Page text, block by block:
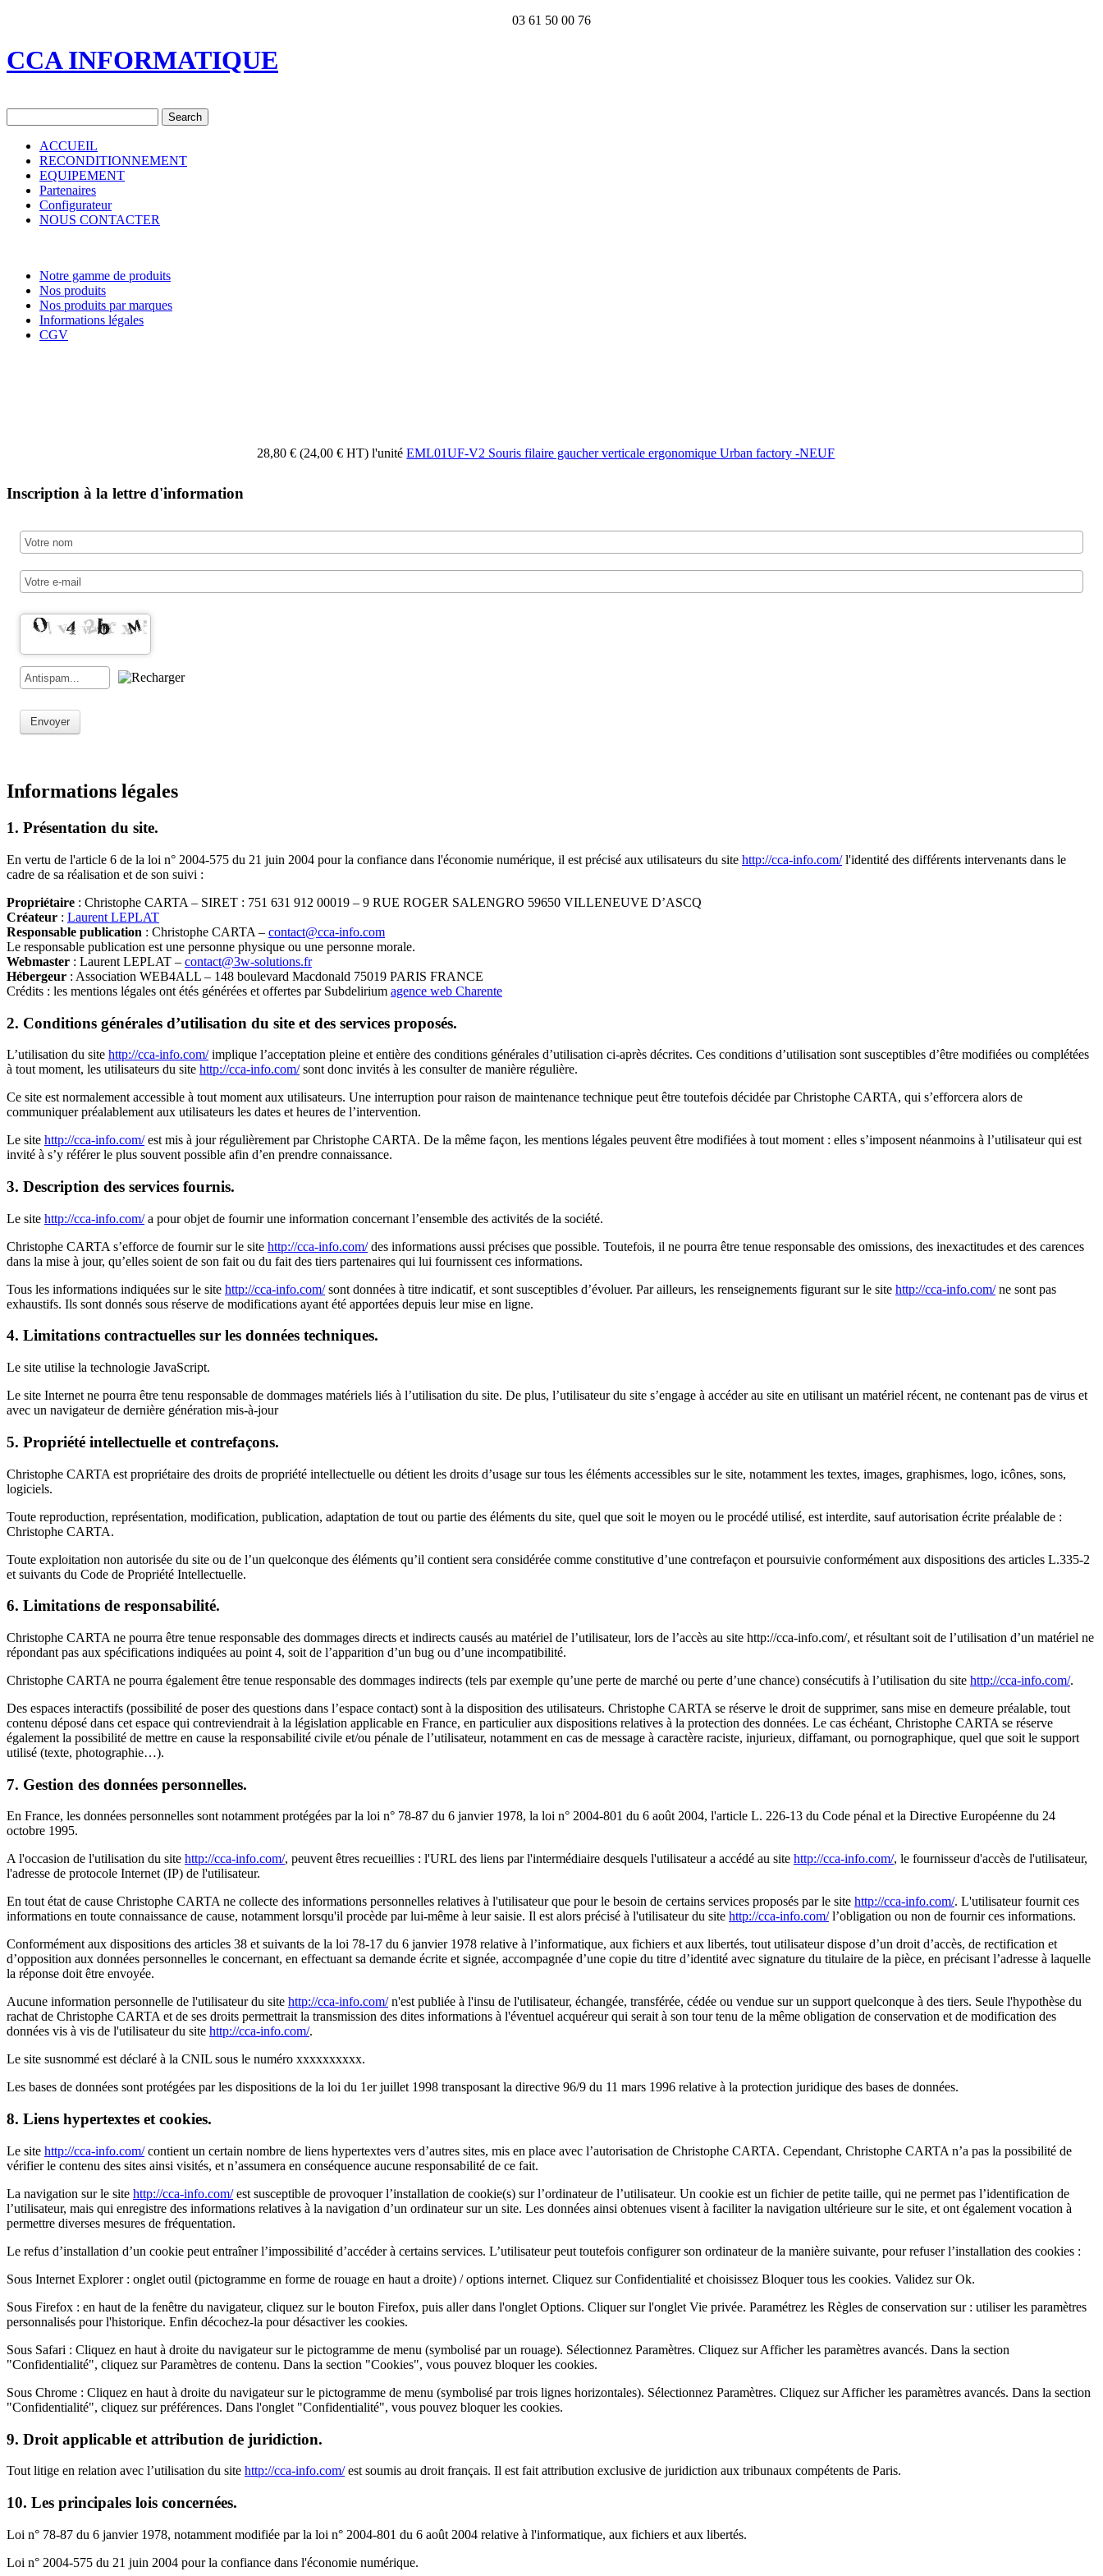
03 61 50 00 76
CCA INFORMATIQUE
ACCUEIL
RECONDITIONNEMENT
EQUIPEMENT
Partenaires
Configurateur
NOUS CONTACTER
Notre gamme de produits
Nos produits
Nos produits par marques
Informations légales
CGV
28,80 € (24,00 € HT)l'unité EML01UF-V2 Souris filaire gaucher verticale ergonomique Urban factory -NEUF
Inscription à la lettre d'information
Envoyer
Informations légales
1. Présentation du site.
En vertu de l'article 6 de la loi n° 2004-575 du 21 juin 2004 pour la confiance dans l'économie numérique, il est précisé aux utilisateurs du site http://cca-info.com/l'identité des différents intervenants dans le
cadre de sa réalisation et de son suivi :
Propriétaire : Christophe CARTA – SIRET : 751 631 912 00019 – 9 RUE ROGER SALENGRO 59650 VILLENEUVE D’ASCQ
Créateur : Laurent LEPLAT
Responsable publication : Christophe CARTA – contact@cca-info.com
Le responsable publication est une personne physique ou une personne morale.
Webmaster : Laurent LEPLAT – contact@3w-solutions.fr
Hébergeur : Association WEB4ALL – 148 boulevard Macdonald 75019 PARIS FRANCE
Crédits : les mentions légales ont étés générées et offertes par Subdelirium agence web Charente
2. Conditions générales d’utilisation du site et des services proposés.
L’utilisation du site http://cca-info.com/implique l’acceptation pleine et entière des conditions générales d’utilisation ci-après décrites. Ces conditions d’utilisation sont susceptibles d’être modifiées ou complétées
à tout moment, les utilisateurs du site http://cca-info.com/sont donc invités à les consulter de manière régulière.
Ce site est normalement accessible à tout moment aux utilisateurs. Une interruption pour raison de maintenance technique peut être toutefois décidée par Christophe CARTA, qui s’efforcera alors de
communiquer préalablement aux utilisateurs les dates et heures de l’intervention.
Le site http://cca-info.com/est mis à jour régulièrement par Christophe CARTA. De la même façon, les mentions légales peuvent être modifiées à tout moment : elles s’imposent néanmoins à l’utilisateur qui est
invité à s’y référer le plus souvent possible afin d’en prendre connaissance.
3. Description des services fournis.
Le site http://cca-info.com/a pour objet de fournir une information concernant l’ensemble des activités de la société.
Christophe CARTA s’efforce de fournir sur le site http://cca-info.com/des informations aussi précises que possible. Toutefois, il ne pourra être tenue responsable des omissions, des inexactitudes et des carences
dans la mise à jour, qu’elles soient de son fait ou du fait des tiers partenaires qui lui fournissent ces informations.
Tous les informations indiquées sur le site http://cca-info.com/sont données à titre indicatif, et sont susceptibles d’évoluer. Par ailleurs, les renseignements figurant sur le site http://cca-info.com/ne sont pas
exhaustifs. Ils sont donnés sous réserve de modifications ayant été apportées depuis leur mise en ligne.
4. Limitations contractuelles sur les données techniques.
Le site utilise la technologie JavaScript.
Le site Internet ne pourra être tenu responsable de dommages matériels liés à l’utilisation du site. De plus, l’utilisateur du site s’engage à accéder au site en utilisant un matériel récent, ne contenant pas de virus et
avec un navigateur de dernière génération mis-à-jour
5. Propriété intellectuelle et contrefaçons.
Christophe CARTA est propriétaire des droits de propriété intellectuelle ou détient les droits d’usage sur tous les éléments accessibles sur le site, notamment les textes, images, graphismes, logo, icônes, sons,
logiciels.
Toute reproduction, représentation, modification, publication, adaptation de tout ou partie des éléments du site, quel que soit le moyen ou le procédé utilisé, est interdite, sauf autorisation écrite préalable de :
Christophe CARTA.
Toute exploitation non autorisée du site ou de l’un quelconque des éléments qu’il contient sera considérée comme constitutive d’une contrefaçon et poursuivie conformément aux dispositions des articles L.335-2
et suivants du Code de Propriété Intellectuelle.
6. Limitations de responsabilité.
Christophe CARTA ne pourra être tenue responsable des dommages directs et indirects causés au matériel de l’utilisateur, lors de l’accès au site http://cca-info.com/, et résultant soit de l’utilisation d’un matériel ne
répondant pas aux spécifications indiquées au point 4, soit de l’apparition d’un bug ou d’une incompatibilité.
Christophe CARTA ne pourra également être tenue responsable des dommages indirects (tels par exemple qu’une perte de marché ou perte d’une chance) consécutifs à l’utilisation du site http://cca-info.com/.
Des espaces interactifs (possibilité de poser des questions dans l’espace contact) sont à la disposition des utilisateurs. Christophe CARTA se réserve le droit de supprimer, sans mise en demeure préalable, tout
contenu déposé dans cet espace qui contreviendrait à la législation applicable en France, en particulier aux dispositions relatives à la protection des données. Le cas échéant, Christophe CARTA se réserve
également la possibilité de mettre en cause la responsabilité civile et/ou pénale de l’utilisateur, notamment en cas de message à caractère raciste, injurieux, diffamant, ou pornographique, quel que soit le support
utilisé (texte, photographie…).
7. Gestion des données personnelles.
En France, les données personnelles sont notamment protégées par la loi n° 78-87 du 6 janvier 1978, la loi n° 2004-801 du 6 août 2004, l'article L. 226-13 du Code pénal et la Directive Européenne du 24
octobre 1995.
A l'occasion de l'utilisation du site http://cca-info.com/, peuvent êtres recueillies : l'URL des liens par l'intermédiaire desquels l'utilisateur a accédé au site http://cca-info.com/, le fournisseur d'accès de l'utilisateur,
l'adresse de protocole Internet (IP) de l'utilisateur.
En tout état de cause Christophe CARTA ne collecte des informations personnelles relatives à l'utilisateur que pour le besoin de certains services proposés par le site http://cca-info.com/. L'utilisateur fournit ces
informations en toute connaissance de cause, notamment lorsqu'il procède par lui-même à leur saisie. Il est alors précisé à l'utilisateur du site http://cca-info.com/l’obligation ou non de fournir ces informations.
Conformément aux dispositions des articles 38 et suivants de la loi 78-17 du 6 janvier 1978 relative à l’informatique, aux fichiers et aux libertés, tout utilisateur dispose d’un droit d’accès, de rectification et
d’opposition aux données personnelles le concernant, en effectuant sa demande écrite et signée, accompagnée d’une copie du titre d’identité avec signature du titulaire de la pièce, en précisant l’adresse à laquelle
la réponse doit être envoyée.
Aucune information personnelle de l'utilisateur du site http://cca-info.com/n'est publiée à l'insu de l'utilisateur, échangée, transférée, cédée ou vendue sur un support quelconque à des tiers. Seule l'hypothèse du
rachat de Christophe CARTA et de ses droits permettrait la transmission des dites informations à l'éventuel acquéreur qui serait à son tour tenu de la même obligation de conservation et de modification des
données vis à vis de l'utilisateur du site http://cca-info.com/.
Le site susnommé est déclaré à la CNIL sous le numéro xxxxxxxxxx.
Les bases de données sont protégées par les dispositions de la loi du 1er juillet 1998 transposant la directive 96/9 du 11 mars 1996 relative à la protection juridique des bases de données.
8. Liens hypertextes et cookies.
Le site http://cca-info.com/contient un certain nombre de liens hypertextes vers d’autres sites, mis en place avec l’autorisation de Christophe CARTA. Cependant, Christophe CARTA n’a pas la possibilité de
vérifier le contenu des sites ainsi visités, et n’assumera en conséquence aucune responsabilité de ce fait.
La navigation sur le site http://cca-info.com/est susceptible de provoquer l’installation de cookie(s) sur l’ordinateur de l’utilisateur. Un cookie est un fichier de petite taille, qui ne permet pas l’identification de
l’utilisateur, mais qui enregistre des informations relatives à la navigation d’un ordinateur sur un site. Les données ainsi obtenues visent à faciliter la navigation ultérieure sur le site, et ont également vocation à
permettre diverses mesures de fréquentation.
Le refus d’installation d’un cookie peut entraîner l’impossibilité d’accéder à certains services. L’utilisateur peut toutefois configurer son ordinateur de la manière suivante, pour refuser l’installation des cookies :
Sous Internet Explorer : onglet outil (pictogramme en forme de rouage en haut a droite) / options internet. Cliquez sur Confidentialité et choisissez Bloquer tous les cookies. Validez sur Ok.
Sous Firefox : en haut de la fenêtre du navigateur, cliquez sur le bouton Firefox, puis aller dans l'onglet Options. Cliquer sur l'onglet Vie privée. Paramétrez les Règles de conservation sur : utiliser les paramètres
personnalisés pour l'historique. Enfin décochez-la pour désactiver les cookies.
Sous Safari : Cliquez en haut à droite du navigateur sur le pictogramme de menu (symbolisé par un rouage). Sélectionnez Paramètres. Cliquez sur Afficher les paramètres avancés. Dans la section
"Confidentialité", cliquez sur Paramètres de contenu. Dans la section "Cookies", vous pouvez bloquer les cookies.
Sous Chrome : Cliquez en haut à droite du navigateur sur le pictogramme de menu (symbolisé par trois lignes horizontales). Sélectionnez Paramètres. Cliquez sur Afficher les paramètres avancés. Dans la section
"Confidentialité", cliquez sur préférences. Dans l'onglet "Confidentialité", vous pouvez bloquer les cookies.
9. Droit applicable et attribution de juridiction.
Tout litige en relation avec l’utilisation du site http://cca-info.com/est soumis au droit français. Il est fait attribution exclusive de juridiction aux tribunaux compétents de Paris.
10. Les principales lois concernées.
Loi n° 78-87 du 6 janvier 1978, notamment modifiée par la loi n° 2004-801 du 6 août 2004 relative à l'informatique, aux fichiers et aux libertés.
Loi n° 2004-575 du 21 juin 2004 pour la confiance dans l'économie numérique.